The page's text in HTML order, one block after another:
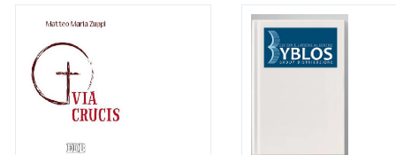
stai aggiungendo questo articolo: